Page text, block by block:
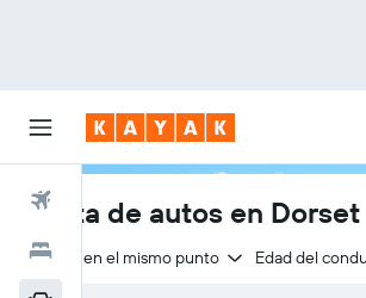
Vuelos
Hoteles
Renta de autos en Dorset
Entrega en el mismo punto Edad del